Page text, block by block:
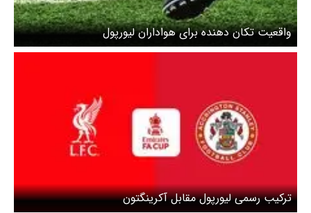
واقعیت تکان دهنده برای هواداران لیورپول
ترکیب رسمی لیورپول مقابل آکرینگتون